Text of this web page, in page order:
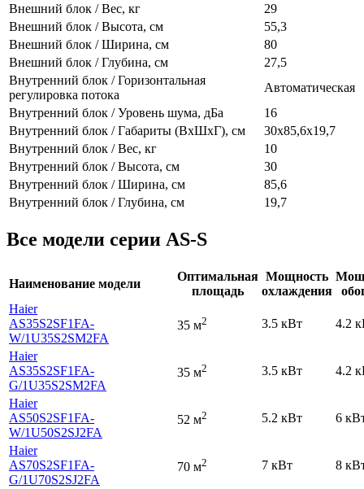
Внешний блок / Вес, кг
29
Внешний блок / Высота, см
55,3
Внешний блок / Ширина, см
80
Внешний блок / Глубина, см
27,5
Внутренний блок / Горизонтальная
регулировка потока
Автоматическая
Внутренний блок / Уровень шума, дБа
16
Внутренний блок / Габариты (ВхШхГ), см
30х85,6х19,7
Внутренний блок / Вес, кг
10
Внутренний блок / Высота, см
30
Внутренний блок / Ширина, см
85,6
Внутренний блок / Глубина, см
19,7
Все модели серии AS-S
Наименование модели
Оптимальная
площадь
Мощность
охлаждения
Haier
AS35S2SF1FA-
W/1U35S2SM2FA
35 м2 3.5 кВт 4.2
Haier
AS35S2SF1FA-
G/1U35S2SM2FA
35 м2 3.5 кВт 4.2
Haier
AS50S2SF1FA-
W/1U50S2SJ2FA
52 м2 5.2 кВт 6
Haier
AS70S2SF1FA-
G/1U70S2SJ2FA
70 м2 7 кВт 8